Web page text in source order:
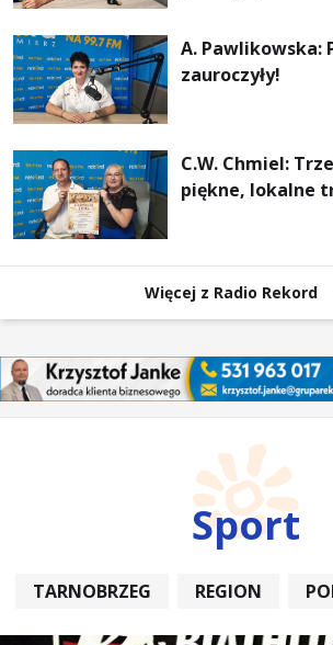
najważniejsza
A. Pawlikowska:
zauroczyły!
C.W. Chmiel:
piękne, lokalne
Więcej z Radio Rekord
Sport
TARNOBRZEG REGION